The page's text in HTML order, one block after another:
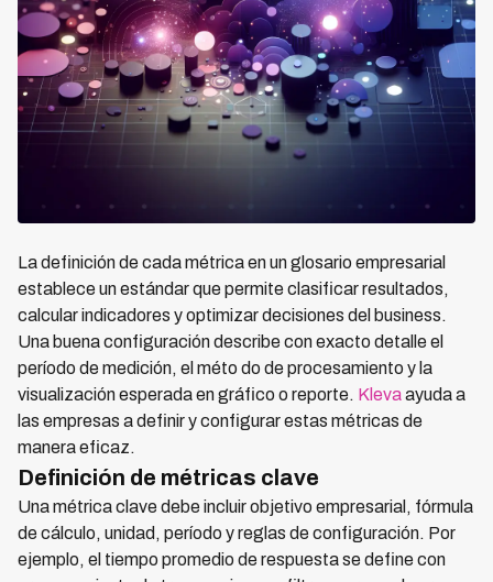
La definición de cada métrica en un glosario empresarial
establece un estándar que permite clasificar resultados,
calcular indicadores y optimizar decisiones del business.
Una buena configuración describe con exacto detalle el
período de medición, el méto do de procesamiento y la
visualización esperada en gráfico o reporte. Klevaayuda a
las empresas a definir y configurar estas métricas de
manera eficaz.
Definición de métricas clave
Una métrica clave debe incluir objetivo empresarial, fórmula
de cálculo, unidad, período y reglas de configuración. Por
ejemplo, el tiempo promedio de respuesta se define con